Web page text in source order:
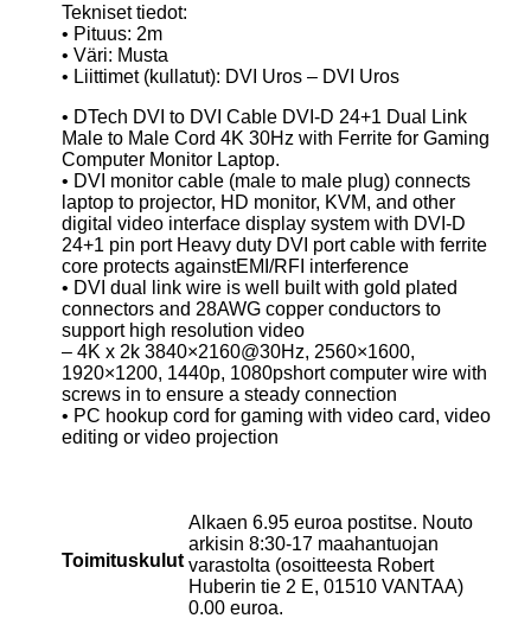
Tekniset tiedot:
• Pituus: 2m
• Väri: Musta
• Liittimet (kullatut): DVI Uros – DVI Uros
• DTech DVI to DVI Cable DVI-D 24+1 Dual Link
Male to Male Cord 4K 30Hz with Ferrite for Gaming
Computer Monitor Laptop.
• DVI monitor cable (male to male plug) connects
laptop to projector, HD monitor, KVM, and other
digital video interface display system with DVI-D
24+1 pin port Heavy duty DVI port cable with ferrite
core protects againstEMI/RFI interference
• DVI dual link wire is well built with gold plated
connectors and 28AWG copper conductors to
support high resolution video
– 4K x 2k 3840×2160@30Hz, 2560×1600,
1920×1200, 1440p, 1080pshort computer wire with
screws in to ensure a steady connection
• PC hookup cord for gaming with video card, video
editing or video projection
Toimituskulut
Alkaen 6.95 euroa postitse. Nouto
arkisin 8:30-17 maahantuojan
varastolta (osoitteesta Robert
Huberin tie 2 E, 01510 VANTAA)
0.00 euroa.